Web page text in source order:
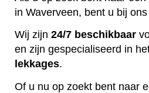
in Waverveen, bent u bij
Wij zijn 24/7 beschikbaar
en zijn gespecialiseerd in
lekkages.
Of u nu op zoekt bent naar